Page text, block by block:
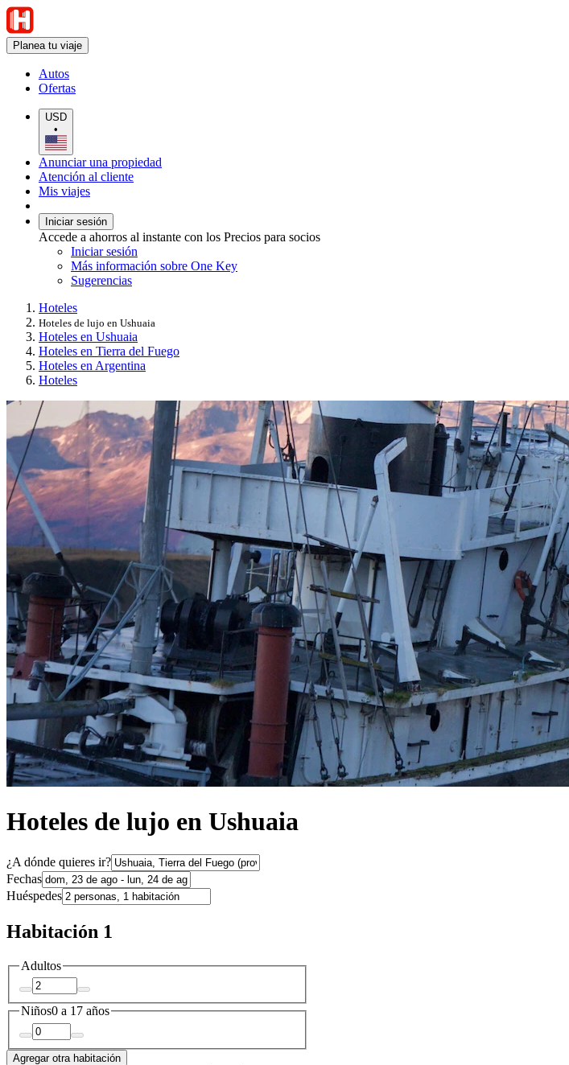
Planea tu viaje
Autos
Ofertas
USD
•
Anunciar una propiedad
Atención al cliente
Mis viajes
Iniciar sesión
Accede a ahorros al instante con los Precios para socios
Iniciar sesión
Más información sobre One Key
Sugerencias
Hoteles
Hoteles de lujo en Ushuaia
Hoteles en Ushuaia
Hoteles en Tierra del Fuego
Hoteles en Argentina
Hoteles
Hoteles de lujo en Ushuaia
¿A dónde quieres ir?
Fechas
Huéspedes
Habitación 1
Adultos
Niños0 a 17 años
Agregar otra habitación